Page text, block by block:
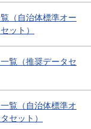
（自治体標準オー
ット）
覧（推奨データセ
覧（自治体標準オ
セット）